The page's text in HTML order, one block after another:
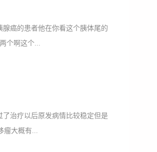
癌的患者他在你看这个胰体尾的
个啊这个...
治疗以后原发病情比较稳定但是
大概有...